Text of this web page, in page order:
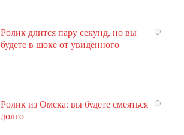
i
Ролик длится пару секунд, но вы
будете в шоке от увиденного
i
Ролик из Омска: вы будете смеяться
долго